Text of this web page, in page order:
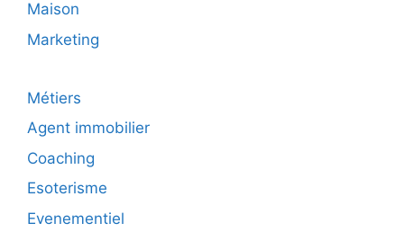
Maison
Marketing
Métiers
Agent immobilier
Coaching
Esoterisme
Evenementiel